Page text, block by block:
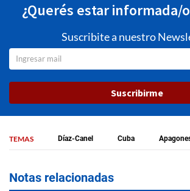
¿Querés estar informada/
Suscribite a nuestro
Suscribirme
TEMAS Díaz-Canel Cuba
Notas relacionadas